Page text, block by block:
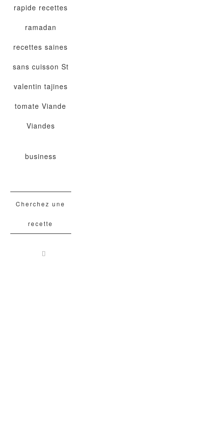
rapide recettes
ramadan
recettes saines
sans cuisson St
valentin tajines
tomate Viande
Viandes
business
Cherchez une
recette